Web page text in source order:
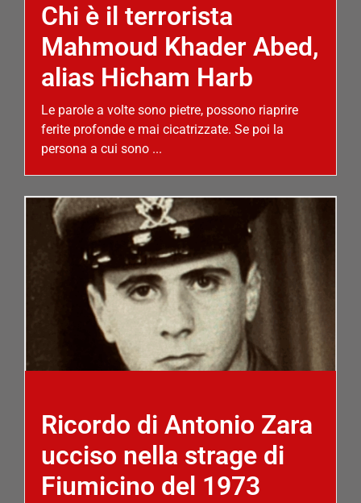
Chi è il terrorista
Mahmoud Khader Abed,
alias Hicham Harb
Le parole a volte sono pietre, possono riaprire
ferite profonde e mai cicatrizzate. Se poi la
persona a cui sono ...
Ricordo di Antonio Zara
ucciso nella strage di
Fiumicino del 1973